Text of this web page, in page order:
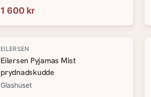
1 600 kr
EILERSEN
Eilersen Pyjamas Mist
prydnadskudde
Glashuset